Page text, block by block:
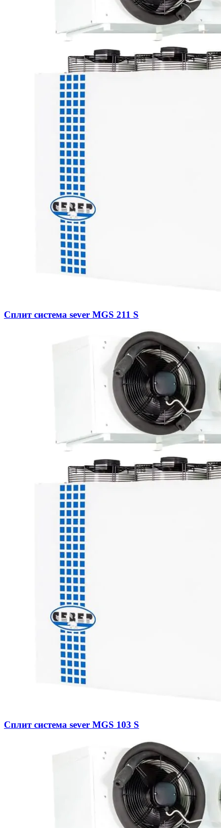
Сплит система sever MGS 211 S
Сплит система sever MGS 103 S